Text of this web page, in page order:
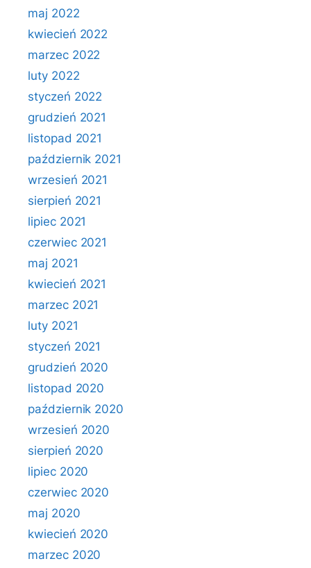
maj 2022
kwiecień 2022
marzec 2022
luty 2022
styczeń 2022
grudzień 2021
listopad 2021
październik 2021
wrzesień 2021
sierpień 2021
lipiec 2021
czerwiec 2021
maj 2021
kwiecień 2021
marzec 2021
luty 2021
styczeń 2021
grudzień 2020
listopad 2020
październik 2020
wrzesień 2020
sierpień 2020
lipiec 2020
czerwiec 2020
maj 2020
kwiecień 2020
marzec 2020